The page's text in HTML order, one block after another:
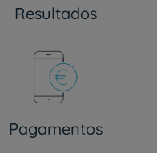
Resultados
Pagamentos